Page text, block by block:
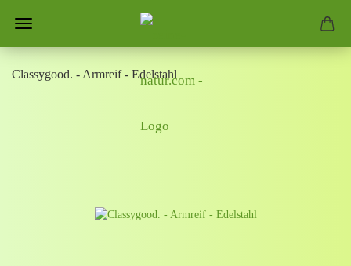
Classygood. - Armreif - Edelstahl